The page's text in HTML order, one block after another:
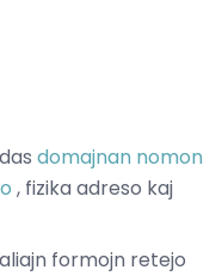
domajnan nomon
, fizika adreso kaj
formojn retejo